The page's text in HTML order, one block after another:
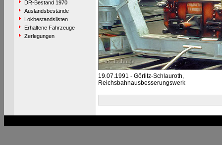
DR-Bestand 1970
Auslandsbestände
Lokbestandslisten
Erhaltene Fahrzeuge
Zerlegungen
19.07.1991 - Görlitz-Schlauroth,
Reichsbahnausbesserungswerk